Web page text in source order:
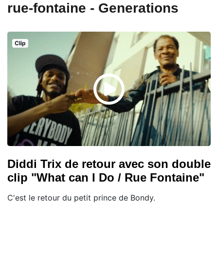
rue-fontaine - Generations
Clip
Diddi Trix de retour avec son double
clip "What can I Do / Rue Fontaine"
C'est le retour du petit prince de Bondy.